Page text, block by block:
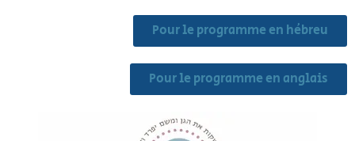
Pour le programme en hébreu
Pour le programme en anglais